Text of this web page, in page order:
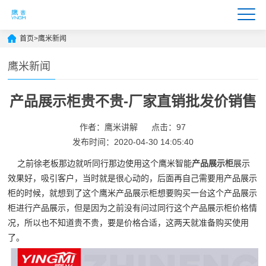
首页>鹰米新闻
鹰米新闻
产品展示柜贵不贵-厂家直销批发价销售
作者：鹰米讲解
点击：97
发布时间：2020-04-30 14:05:40
之前徐老板那边就听同行那边使用这个鹰米智能产品展示柜展示
效果好，吸引客户，当时就是很心动的，后面再自己需要用产品展示
柜的时候，就想到了这个鹰米产品展示柜想要购买一台这个产品展示
柜进行产品展示，但是因为之前没有问过同行这个产品展示柜价格情
况，所以也不知道贵不贵，要是价格合适，这两天就准备购买使用
了。